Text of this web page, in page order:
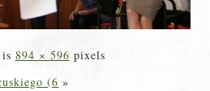
894 × 596 pixels
(6 »